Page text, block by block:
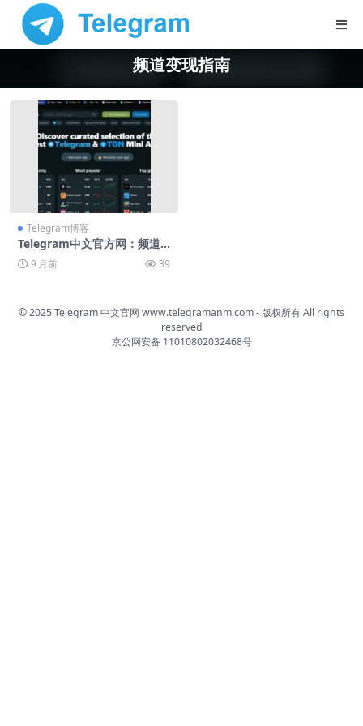
频道变现指南
Telegram博客
Telegram中文官方网：频道
变现指南
9 月前 39
© 2025 Telegram 中文官网 www.telegramanm.com- 版权所有All rights
reserved
京公网安备 11010802032468号